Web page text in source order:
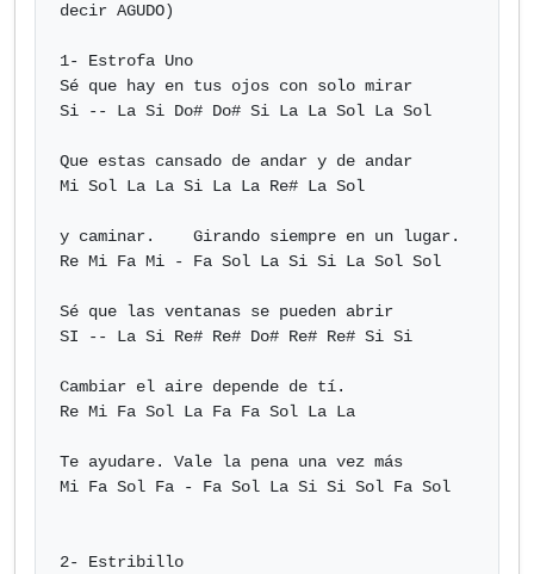
decir AGUDO)
1- Estrofa Uno
Sé que hay en tus ojos con solo mirar
Si -- La Si Do# Do# Si La La Sol La Sol
Que estas cansado de andar y de andar
Mi Sol La La Si La La Re# La Sol
y caminar.    Girando siempre en un lugar.
Re Mi Fa Mi - Fa Sol La Si Si La Sol Sol
Sé que las ventanas se pueden abrir
SI -- La Si Re# Re# Do# Re# Re# Si Si
Cambiar el aire depende de tí.
Re Mi Fa Sol La Fa Fa Sol La La
Te ayudare. Vale la pena una vez más
Mi Fa Sol Fa - Fa Sol La Si Si Sol Fa Sol
2- Estribillo